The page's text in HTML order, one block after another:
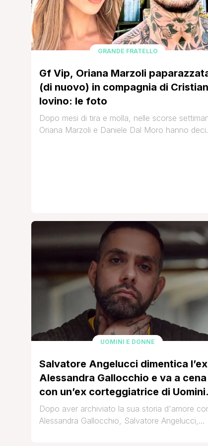
GRANDE FRATELLO
Gf Vip, Oriana Marzoli
(di nuovo) in compagnia di
Iovino: le foto
Dopo mesi di tira e molla, nelle scorse
Oriana Marzoli e Daniele Dal Moro hanno
UOMINI E DONNE
Salvatore Angelucci dimentica l’ex
Alessandra Gallocchio e va a cena
con un’ex corteggiatrice di Uomini
Donne (e cugina di una
showgirl)
Dopo aver archiviato la sua storia d'amore
Alessandra Gallocchio, Salvatore Angelucci,